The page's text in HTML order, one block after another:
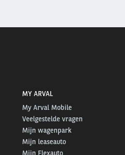
MY ARVAL
My Arval Mobile
Veelgestelde vragen
Mijn wagenpark
Mijn leaseauto
Mijn Flexauto